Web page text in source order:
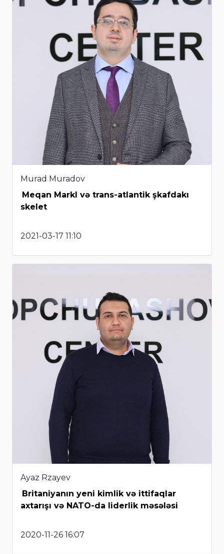
Murad Muradov
Meqan Markl və trans-atlantik şkafdakı
skelet
2021-03-17 11:10
Ayaz Rzayev
Britaniyanın yeni kimlik və ittifaqlar
axtarışı və NATO-da liderlik məsələsi
2020-11-26 16:07